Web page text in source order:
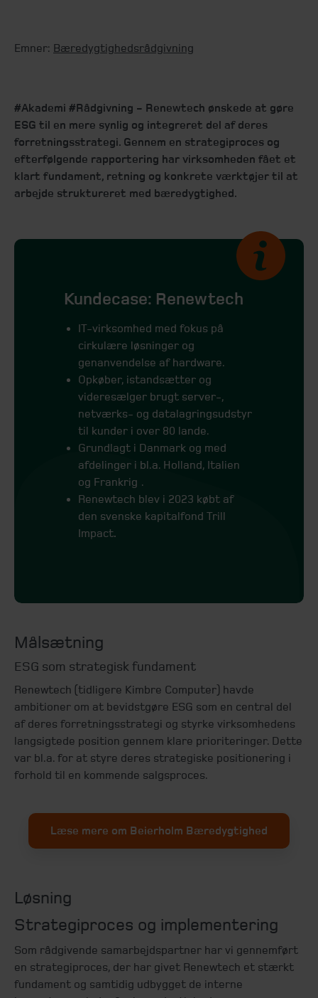
Emner: Bæredygtighedsrådgivning
#Akademi #Rådgivning - Renewtech ønskede at gøre
ESG til en mere synlig og integreret del af deres
forretningsstrategi. Gennem en strategiproces og
efterfølgende rapportering har virksomheden fået et
klart fundament, retning og konkrete værktøjer til at
arbejde struktureret med bæredygtighed.
Kundecase: Renewtech
IT-virksomhed med fokus på
cirkulære løsninger og
genanvendelse af hardware.
Opkøber, istandsætter og
videresælger brugt server-,
netværks- og datalagringsudstyr
til kunder i over 80 lande.
Grundlagt i Danmark og med
afdelinger i bl.a. Holland, Italien
og Frankrig .
Renewtech blev i 2023 købt af
den svenske kapitalfond Trill
Impact.
Målsætning
ESG som strategisk fundament
Renewtech (tidligere Kimbre Computer) havde
ambitioner om at bevidstgøre ESG som en central del
af deres forretningsstrategi og styrke virksomhedens
langsigtede position gennem klare prioriteringer. Dette
var bl.a. for at styre deres strategiske positionering i
forhold til en kommende salgsproces.
Læse mere om Beierholm Bæredygtighed
Løsning
Strategiproces og implementering
Som rådgivende samarbejdspartner har vi gennemført
en strategiproces, der har givet Renewtech et stærkt
fundament og samtidig udbygget de interne